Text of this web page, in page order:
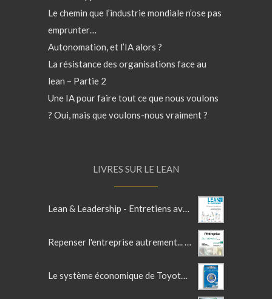
Le chemin que l’industrie mondiale n’ose pas
emprunter…
Autonomation, et l’IA alors ?
La résistance des organisations face au
lean – Partie 2
Une IA pour faire tout ce que nous voulons
? Oui, mais que voulons-nous vraiment ?
LIVRES SUR LE LEAN